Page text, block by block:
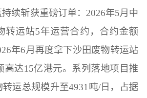
续斩获重磅订单：2026年5月中
转运站5年运营合约，合约金额
年6月再度拿下沙田废物转运站
高达15亿港元。系列落地项目推
运总规模升至4931吨/日，占据